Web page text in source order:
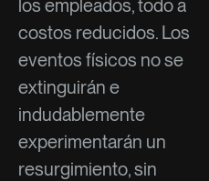
los empleados, todo a
costos reducidos. Los
eventos físicos no se
extinguirán e
indudablemente
experimentarán un
resurgimiento, sin